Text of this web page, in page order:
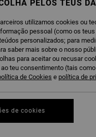
PELOS TEUS
utilizamos cookies ou
pessoal (como os
personalizados; para
saber mais sobre o nosso
para aceitar ou recusar
teu consentimento (tais
de Cookies e política de
de cookies